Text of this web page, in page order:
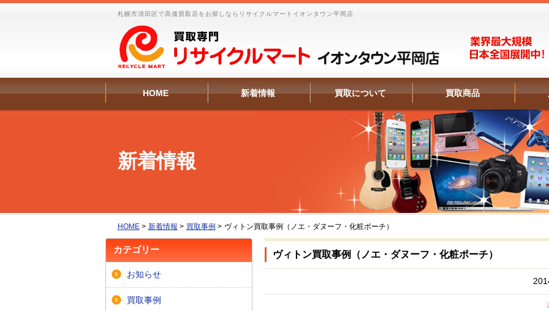
札幌市清田区で高価買取店をお探しならリサイクルマートイオンタウン平岡店
HOME 新着情報 買取について 買取商品
新着情報
HOME> 新着情報 > 買取事例 > ヴィトン買取事例（ノエ・ダヌーフ・化粧ポーチ）
ヴィトン買取事例（ノエ・ダヌーフ・化粧ポーチ）
カテゴリー
お知らせ
買取事例